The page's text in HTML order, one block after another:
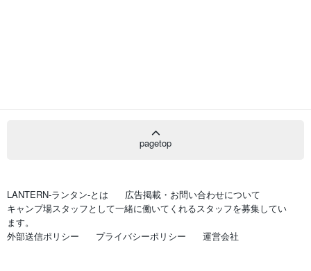
pagetop
LANTERN-ランタン-とは
広告掲載・お問い合わせについて
キャンプ場スタッフとして一緒に働いてくれるスタッフを募集してい
ます。
外部送信ポリシー
プライバシーポリシー 運営会社